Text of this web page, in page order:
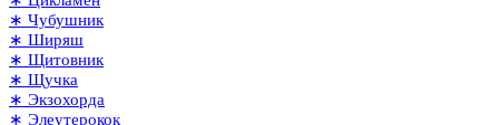
∗ Чубушник
∗ Ширяш
∗ Щитовник
∗ Щучка
∗ Экзохорда
∗ Элеутерокок